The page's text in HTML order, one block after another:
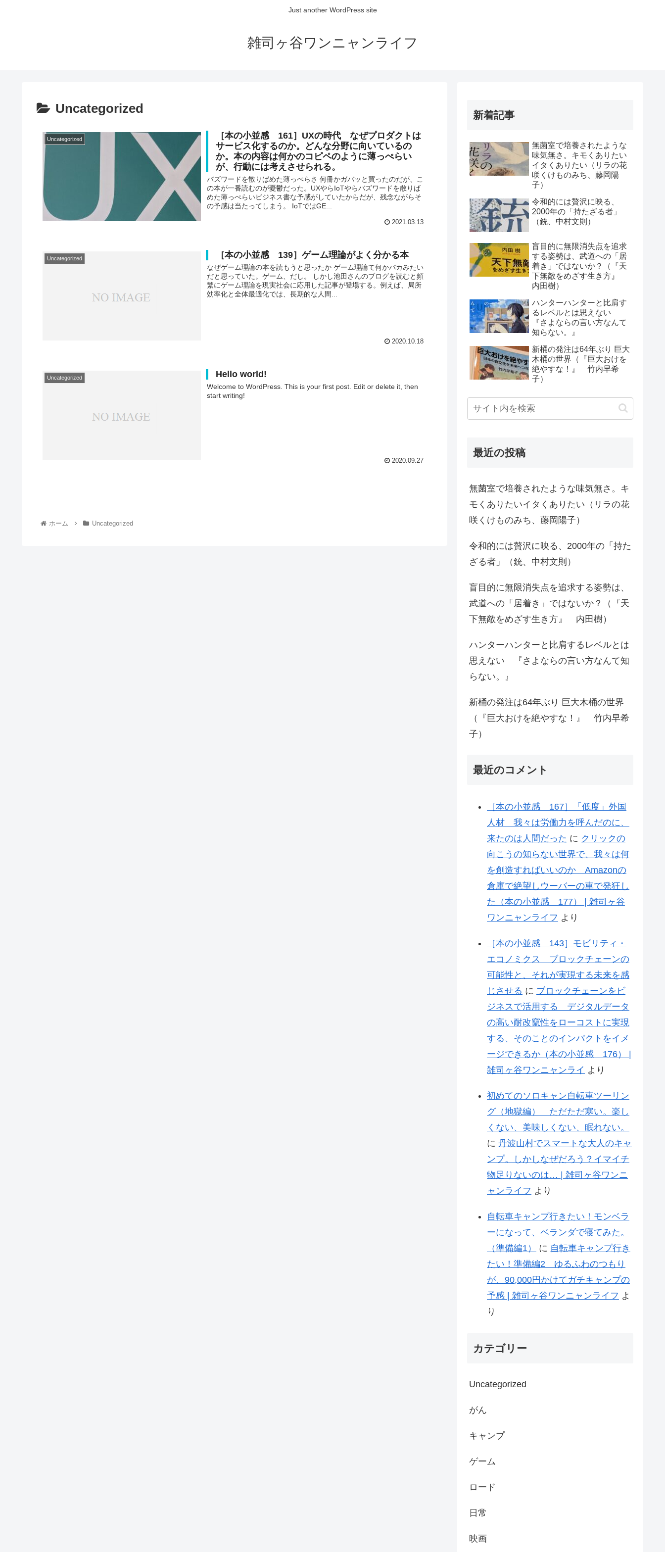
Just another WordPress site
雑司ヶ谷ワンニャンライフ
Uncategorized
Uncategorized
［本の小並感 161］UXの時代 なぜプロダクトは
サービス化するのか。どんな分野に向いているの
か。本の内容は何かのコピペのように薄っぺらい
が、行動には考えさせられる。
バズワードを散りばめた薄っぺらさ 何冊かガバッと買ったのだが、こ
の本が一番読むのが憂鬱だった。UXやらIoTやらバズワードを散りば
めた薄っぺらいビジネス書な予感がしていたからだが、残念ながらそ
の予感は当たってしまう。 IoTではGE...
2021.03.13
Uncategorized ［本の小並感 139］ゲーム理論がよく分かる本
なぜゲーム理論の本を読もうと思ったか ゲーム理論て何かバカみたい
だと思っていた。ゲーム、だし。 しかし池田さんのブログを読むと頻
繁にゲーム理論を現実社会に応用した記事が登場する。例えば、局所
効率化と全体最適化では、長期的な人間...
2020.10.18
Uncategorized Hello world!
Welcome to WordPress. This is your first post. Edit or delete it, then
start writing!
2020.09.27
ホーム Uncategorized
新着記事
無菌室で培養されたような
味気無さ。キモくありたい
イタくありたい（リラの花
咲くけものみち、藤岡陽
子）
令和的には贅沢に映る、
2000年の「持たざる者」
（銃、中村文則）
盲目的に無限消失点を追求
する姿勢は、武道への「居
着き」ではないか？（『天
下無敵をめざす生き方』
内田樹）
ハンターハンターと比肩す
るレベルとは思えない
『さよならの言い方なんて
知らない。』
新桶の発注は64年ぶり 巨大
木桶の世界（『巨大おけを
絶やすな！』 竹内早希
子）
最近の投稿
無菌室で培養されたような味気無さ。キ
モくありたいイタくありたい（リラの花
咲くけものみち、藤岡陽子）
令和的には贅沢に映る、2000年の「持た
ざる者」（銃、中村文則）
盲目的に無限消失点を追求する姿勢は、
武道への「居着き」ではないか？（『天
下無敵をめざす生き方』 内田樹）
ハンターハンターと比肩するレベルとは
思えない 『さよならの言い方なんて知
らない。』
新桶の発注は64年ぶり 巨大木桶の世界
（『巨大おけを絶やすな！』 竹内早希
子）
最近のコメント
［本の小並感 167］「低度」外国
人材 我々は労働力を呼んだのに、
来たのは人間だった に クリックの
向こうの知らない世界で、我々は何
を創造すればいいのか Amazonの
倉庫で絶望しウーバーの車で発狂し
た（本の小並感 177） | 雑司ヶ谷
ワンニャンライフ より
［本の小並感 143］モビリティ・
エコノミクス ブロックチェーンの
可能性と、それが実現する未来を感
じさせる に ブロックチェーンをビ
ジネスで活用する デジタルデータ
の高い耐改竄性をローコストに実現
する、そのことのインパクトをイメ
ージできるか（本の小並感 176） |
雑司ヶ谷ワンニャンライ より
初めてのソロキャン自転車ツーリン
グ（地獄編） ただただ寒い。楽し
くない、美味しくない、眠れない。
に 丹波山村でスマートな大人のキャ
ンプ。しかしなぜだろう？イマイチ
物足りないのは… | 雑司ヶ谷ワンニ
ャンライフ より
自転車キャンプ行きたい！モンベラ
ーになって、ベランダで寝てみた。
（準備編1）
に 自転車キャンプ行き
たい！準備編2 ゆるふわのつもり
が、90,000円かけてガチキャンプの
予感 | 雑司ヶ谷ワンニャンライフ よ
り
カテゴリー
Uncategorized
がん
キャンプ
ゲーム
ロード
日常
映画